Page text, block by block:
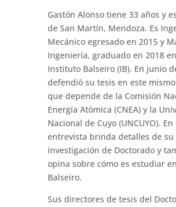
Gastón Alonso tiene 33 años y
de San Martín, Mendoza. Es
Mecánico egresado en 2015 y
Ingeniería, graduado en 2018
Instituto Balseiro (IB). En junio
defendió su tesis en este
que depende de la Comisión
Energía Atómica (CNEA) y la
Nacional de Cuyo (UNCUYO). En
entrevista brinda detalles de su
investigación de Doctorado y
opina sobre cómo es estudiar
Balseiro.
Sus directores de tesis del